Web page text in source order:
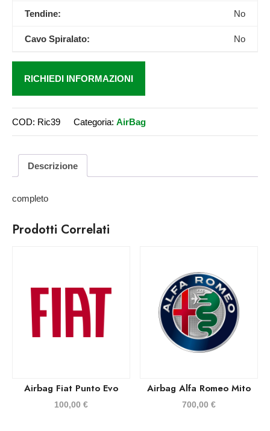
Tendine: No
Cavo Spiralato: No
RICHIEDI INFORMAZIONI
COD: Ric39 Categoria: AirBag
Descrizione
completo
Prodotti Correlati
Airbag Fiat Punto Evo
100,00 €
Airbag Alfa Romeo Mito
700,00€